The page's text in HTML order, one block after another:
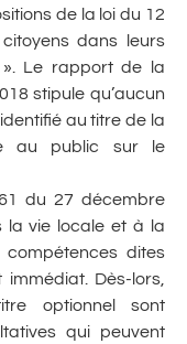
de la loi du 12
dans leurs
». Le rapport de la
stipule qu’aucun
au titre de la
au public sur le
du 27 décembre
la vie locale et à la
dites
Dès-lors,
optionnel sont
qui peuvent